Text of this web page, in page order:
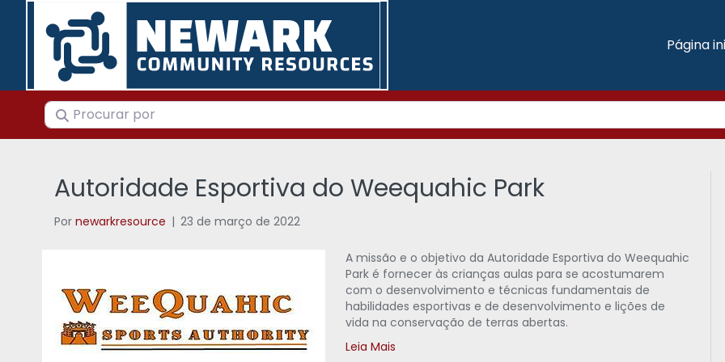
Página
Procurar por
Autoridade Esportiva do Weequahic Park
Pornewarkresource | 23 de março de 2022
A missão e o objetivo da Autoridade Esportiva do Weequahic
Park é fornecer às crianças aulas para se acostumarem
com o desenvolvimento e técnicas fundamentais de
habilidades esportivas e de desenvolvimento e lições de
vida na conservação de terras abertas.
Leia Mais